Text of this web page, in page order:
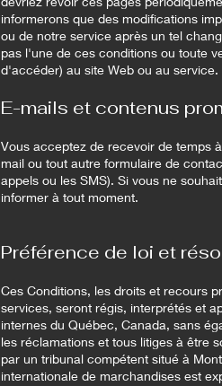
informerons que des modifications
ou de notre service après un tel
pas l'une de ces conditions ou toute
d'accéder) au site Web ou au service.
E-mails et contenus
Vous acceptez de recevoir de temps
mail ou tout autre formulaire de
appels ou les SMS). Si vous ne
informer à tout moment.
Préférence de loi et
Ces Conditions, les droits et recours
services, seront régis, interprétés et
internes du Québec, Canada, sans
les réclamations et tous litiges à être
par un tribunal compétent situé à
internationale de marchandises est